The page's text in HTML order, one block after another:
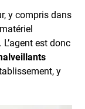
y compris dans
est donc
y